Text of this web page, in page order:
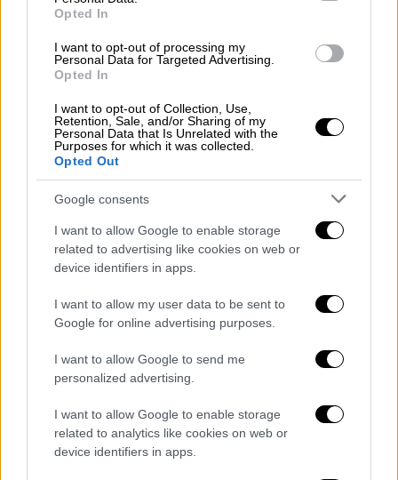
Opted In
I want to opt-out of processing my
Personal Data for Targeted Advertising.
Opted In
I want to opt-out of Collection, Use,
Retention, Sale, and/or Sharing of my
Personal Data that Is Unrelated with the
Purposes for which it was collected.
Opted Out
Google consents
I want to allow Google to enable storage
related to advertising like cookies on web or
device identifiers in apps.
I want to allow my user data to be sent to
Google for online advertising purposes.
I want to allow Google to send me
personalized advertising.
I want to allow Google to enable storage
related to analytics like cookies on web or
device identifiers in apps.
video
Λίγες ώρες αργότερα, ο θρήνος δίνει τη
θέση του στη φασαρία, καθώς κόσμος
μαζεύεται στη Σπιανάδα και στο Λιστόν και
όπου αλλού μπορεί για να απολαύσει ένα
από τα πιο εντυπωσιακά έθιμα του Πάσχα
Οι μπότηδες
Με το σήμα της πρώτης Ανάστασης στις
11:00 το πρωί, οι κάτοικοι της Κέρκυρας
πετούν τεράστια κανάτια γεμάτα νερό -τους
μπότηδες- από τα μπαλκόνια τους.